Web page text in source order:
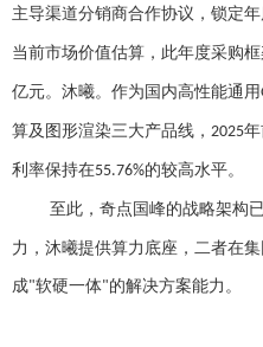
主导渠道分销商合作协议，锁定
当前市场价值估算，此年度采购
亿元。沐曦。作为国内高性能通用
算及图形渲染三大产品线， 2025
利率保持在55.76%的较高水平。
至此，奇点国峰的战略架构
力，沐曦提供算力底座，二者在
成"软硬一体"的解决方案能力。